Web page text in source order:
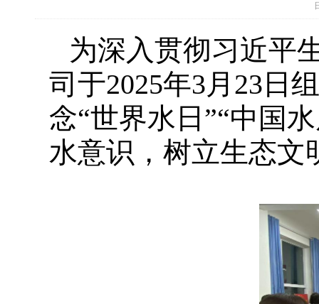
为深入贯彻习近平
司于2025年3月23日
念“世界水日”“中国
水意识，树立生态文